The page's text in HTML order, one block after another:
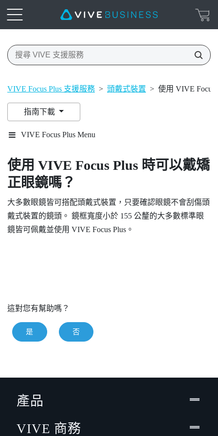
VIVE Focus Plus 支援服務 > 頭戴式裝置 > 使用 VIVE Focus
指南下載
VIVE Focus Plus Menu
使用 VIVE Focus Plus 時可以戴矯
正眼鏡嗎？
大多數眼鏡皆可搭配頭戴式裝置，只要確認眼鏡不會刮傷頭
戴式裝置的鏡頭。 鏡框寬度小於 155 公釐的大多數標準眼
鏡皆可佩戴並使用 VIVE Focus Plus 。
這對您有幫助嗎？
是 否
產品
VIVE 商務